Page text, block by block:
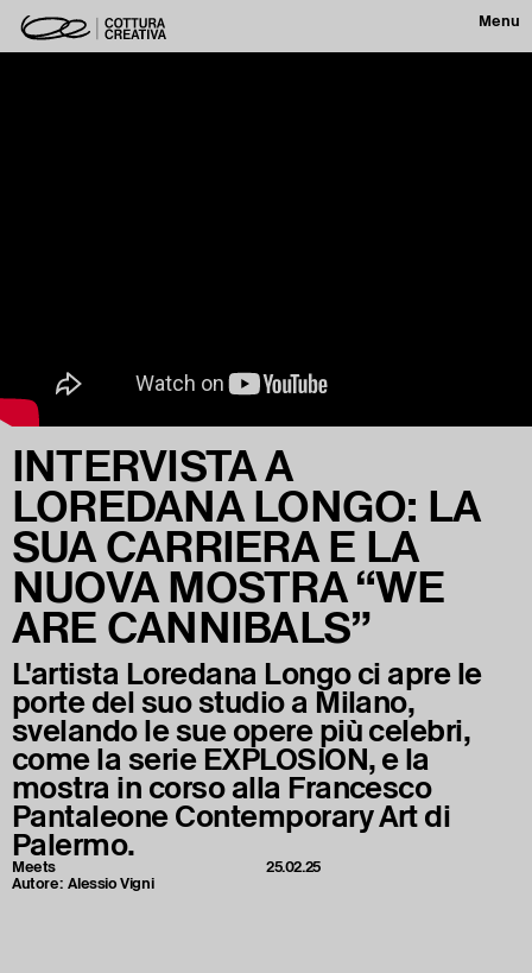
Menu
INTERVISTA A
LOREDANA LONGO: LA
SUA CARRIERA E LA
NUOVA MOSTRA “WE
ARE CANNIBALS”
L'artista Loredana Longo ci apre le
porte del suo studio a Milano,
svelando le sue opere più celebri,
come la serie EXPLOSION, e la
mostra in corso alla Francesco
Pantaleone Contemporary Art di
Palermo.
Meets
Autore:Alessio Vigni
25.02.25